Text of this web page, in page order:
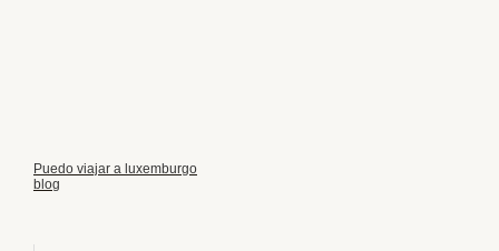
Puedo viajar a luxemburgo
blog